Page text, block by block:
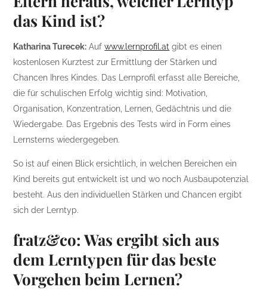
das Kind ist?
Katharina Turecek: Aufwww.lernprofil.at gibt es einen
kostenlosen Kurztest zur Ermittlung der Stärken und
Chancen Ihres Kindes. Das Lernprofil erfasst alle Bereiche,
die für schulischen Erfolg wichtig sind: Motivation,
Organisation, Konzentration, Lernen, Gedächtnis und die
Wiedergabe. Das Ergebnis des Tests wird in Form eines
Lernsterns wiedergegeben.
So ist auf einen Blick ersichtlich, in welchen Bereichen ein
Kind bereits gut entwickelt ist und wo noch Ausbaupotenzial
besteht. Aus den individuellen Stärken und Chancen ergibt
sich der Lerntyp.
fratz&co: Was ergibt sich aus
dem Lerntypen für das beste
Vorgehen beim Lernen?